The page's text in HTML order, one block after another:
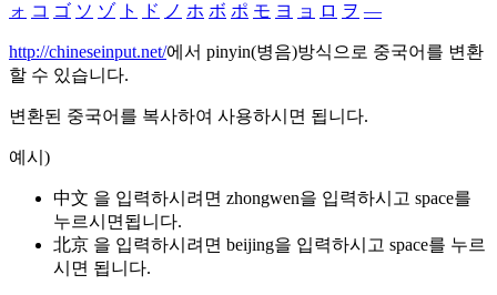
ォ コ ゴ ソ ゾ ト ド ノ ホ ボ ポ モ ヨ ョ ロ ヲ ―
http://chineseinput.net/에서 pinyin(병음)방식으로 중국어를 변환
할 수 있습니다.
변환된 중국어를 복사하여 사용하시면 됩니다.
예시)
中文 을 입력하시려면 zhongwen을 입력하시고 space를
누르시면됩니다.
北京 을 입력하시려면 beijing을 입력하시고 space를 누르
시면 됩니다.